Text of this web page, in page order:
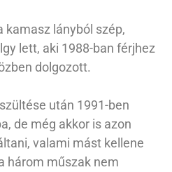
kamasz lányból szép,
lett, aki 1988-ban férjhez
dolgozott.
után 1991-ben
de még akkor is azon
valami mást kellene
három műszak nem